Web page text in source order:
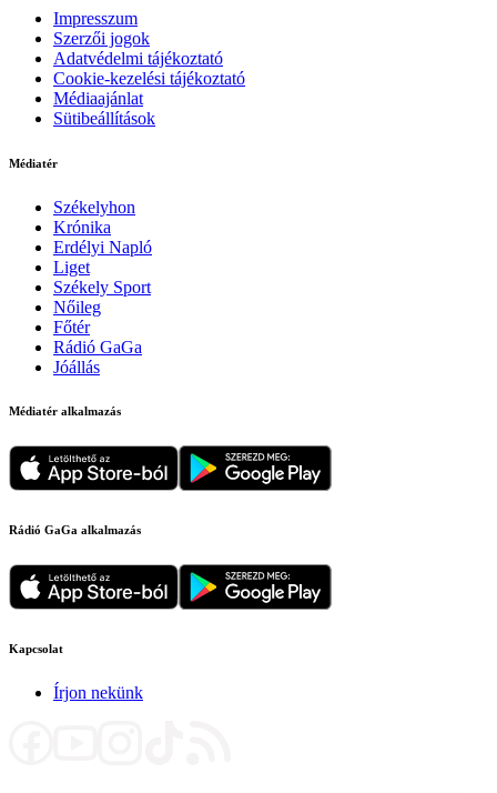
Impresszum
Szerzői jogok
Adatvédelmi tájékoztató
Cookie-kezelési tájékoztató
Médiaajánlat
Sütibeállítások
Médiatér
Székelyhon
Krónika
Erdélyi Napló
Liget
Székely Sport
Nőileg
Főtér
Rádió GaGa
Jóállás
Médiatér alkalmazás
Rádió GaGa alkalmazás
Kapcsolat
Írjon nekünk